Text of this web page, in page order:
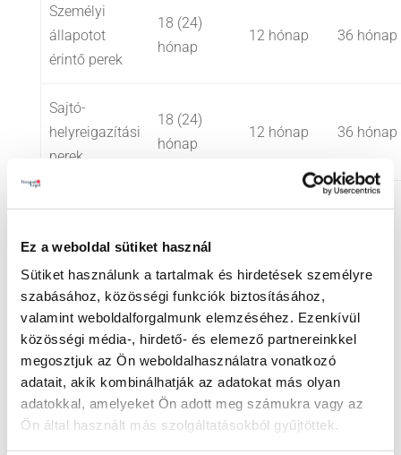
Ez a weboldal sütiket használ
Sütiket használunk a tartalmak és hirdetések személyre
szabásához, közösségi funkciók biztosításához,
valamint weboldalforgalmunk elemzéséhez. Ezenkívül
közösségi média-, hirdető- és elemező partnereinkkel
megosztjuk az Ön weboldalhasználatra vonatkozó
adatait, akik kombinálhatják az adatokat más olyan
adatokkal, amelyeket Ön adott meg számukra vagy az
Ön által használt más szolgáltatásokból gyűjtöttek.
Személyi
állapotot
érintő perek
18 (24)
hónap
12 hónap 36 hónap
Sajtó-
helyreigazítási
perek
18 (24)
hónap
12 hónap 36 hónap
Lényeges eltérés az EJEB gyakorlatától, hogy a
kihirdetett törvénynem rendeli beszámítani a fenti
pertartamba az eljárás felfüggesztése alatt eltelt
időt.
A kihirdetett törvény alapján vagyoni elégtétel kell
megítélni minden olyan naptári napért, amikor a
pertartam, vagy az egyes szakaszok tartama a
fenti táblázatokban meghatározott időtartamot